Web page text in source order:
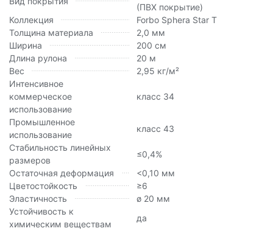
(ПВХ покрытие)
Коллекция
Forbo Sphera Star T
Толщина материала
2,0 мм
Ширина
200 см
Длина рулона
20 м
Вес
2,95 кг/м²
Интенсивное
коммерческое
использование
класс 34
Промышленное
использование
класс 43
Стабильность линейных
размеров
≤0,4%
Остаточная деформация
<0,10 мм
Цветостойкость
≥6
Эластичность
ø 20 мм
Устойчивость к
химическим веществам
да